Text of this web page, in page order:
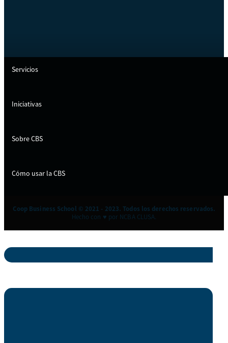
Servicios
Iniciativas
Sobre CBS
Cómo usar la CBS
Coop Business School © 2021 - 2023. Todos los derechos reservados.
Hecho con ♥ por NCBA CLUSA.